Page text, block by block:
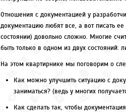
Отношения с документацией у
документацию любят все, а вот писать
состоянии) довольно сложно. Многие
быть только в одном из двух состояний:
На этом квартирнике мы поговорим о
Как можно улучшить ситуацию с
заниматься? (ведь у многих
Как сделать так, чтобы